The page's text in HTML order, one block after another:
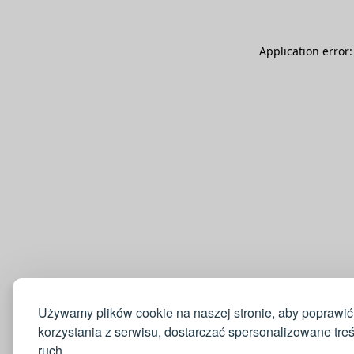
Używamy plików cookie na naszej stronie, aby
korzystania z serwisu, dostarczać spersonalizowane
Application